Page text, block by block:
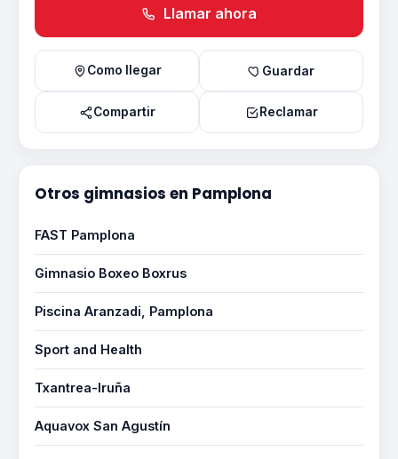
Llamar ahora
Como llegar Guardar
Compartir Reclamar
Otros gimnasios en Pamplona
FAST Pamplona
Gimnasio Boxeo Boxrus
Piscina Aranzadi, Pamplona
Sport and Health
Txantrea-Iruña
Aquavox San Agustín